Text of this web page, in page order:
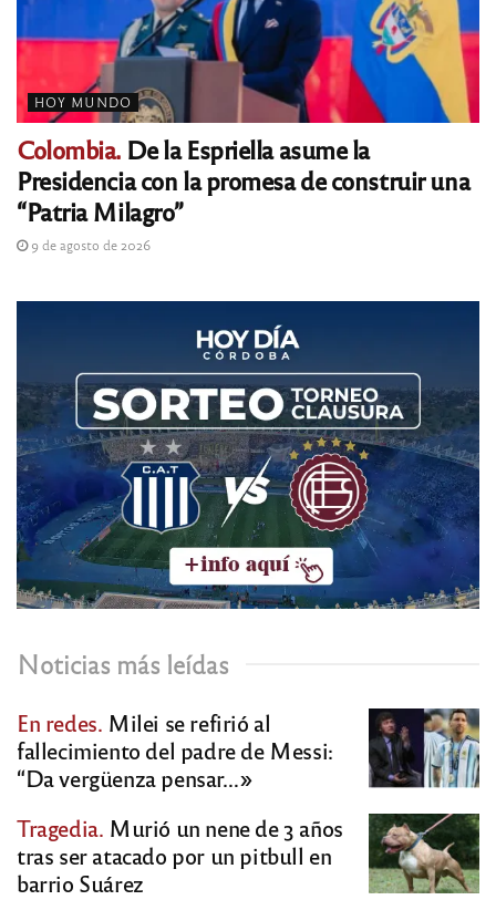
HOY MUNDO
Colombia. De la Espriella asume la
Presidencia con la promesa de construir una
“Patria Milagro”
9 de agosto de 2026
Noticias más leídas
En redes. Milei se refirió al
fallecimiento del padre de Messi:
“Da vergüenza pensar…»
Tragedia. Murió un nene de 3 años
tras ser atacado por un pitbull en
barrio Suárez